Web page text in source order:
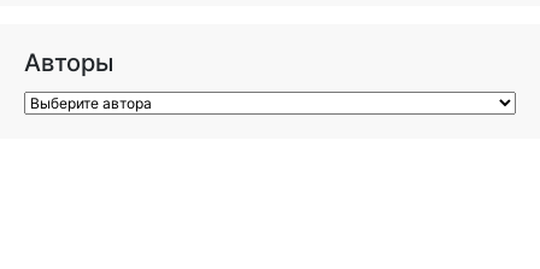
Авторы